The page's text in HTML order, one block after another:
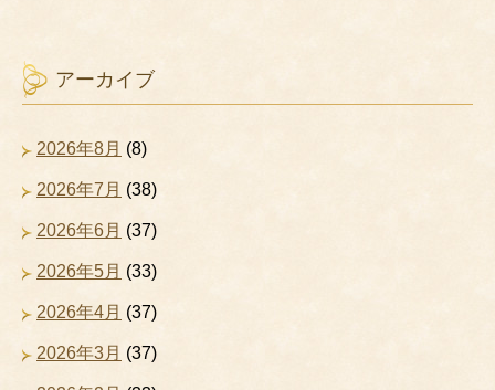
アーカイブ
2026年8月 (8)
2026年7月 (38)
2026年6月 (37)
2026年5月 (33)
2026年4月 (37)
2026年3月 (37)